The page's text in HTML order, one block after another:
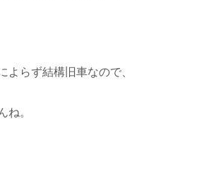
よらず結構旧車なので、
ね。